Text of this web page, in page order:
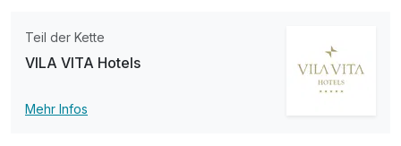
Teil der Kette
VILA VITA Hotels
Mehr Infos